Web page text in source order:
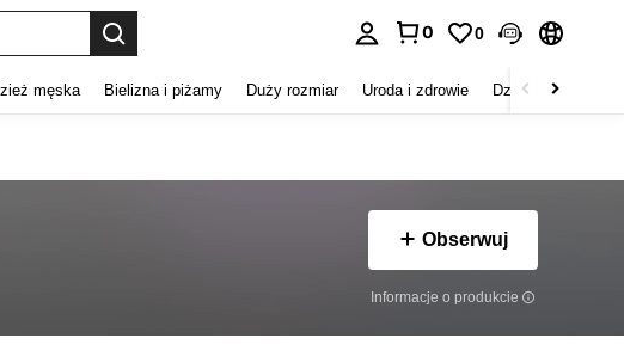
0 0
męska Bielizna i piżamy Duży rozmiar Uroda i zdrowie Dzieci
Obserwuj
Informacje o produkcie